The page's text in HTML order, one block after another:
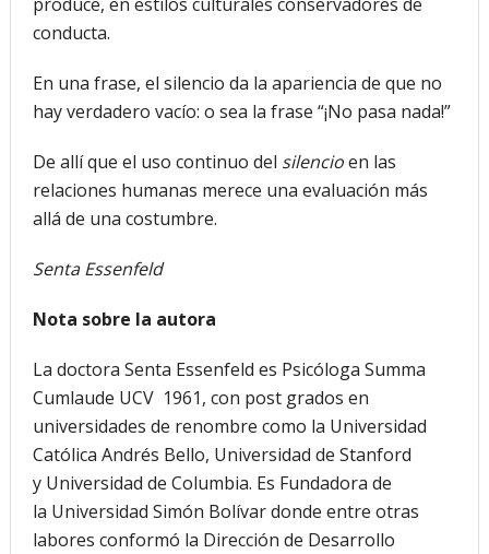
conducta.
En una frase, el silencio da la apariencia de que no
hay verdadero vacío: o sea la frase “¡No pasa nada!”
De allí que el uso continuo del silencioen las
relaciones humanas merece una evaluación más
allá de una costumbre.
Senta Essenfeld
Nota sobre la autora
La doctora Senta Essenfeld es Psicóloga Summa
Cumlaude UCV 1961, con post grados en
universidades de renombre como la Universidad
Católica Andrés Bello, Universidad de Stanford
y Universidad de Columbia. Es Fundadora de
la Universidad Simón Bolívar donde entre otras
labores conformó la Dirección de Desarrollo